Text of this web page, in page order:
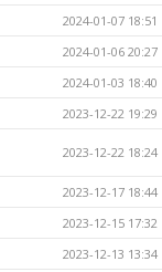
2024-01-07 18:51
2024-01-06 20:27
2024-01-03 18:40
2023-12-22 19:29
2023-12-22 18:24
2023-12-17 18:44
2023-12-15 17:32
2023-12-13 13:34